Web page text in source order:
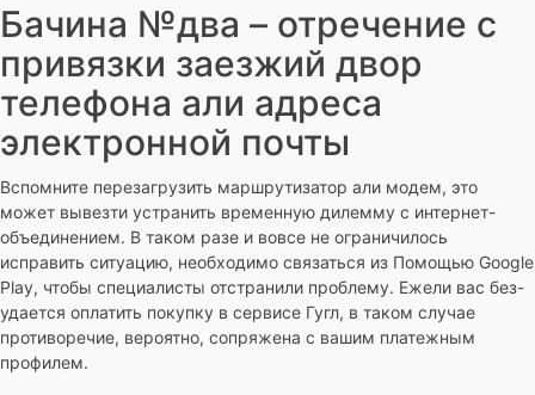
Бачина №два – отречение с
привязки заезжий двор
телефона али адреса
электронной почты
Вспомните перезагрузить маршрутизатор али модем, это
может вывезти устранить временную дилемму с интернет-
объединением. В таком разе и вовсе не ограничилось
исправить ситуацию, необходимо связаться из Помощью Google
Play, чтобы специалисты отстранили проблему. Ежели вас без-
удается оплатить покупку в сервисе Гугл, в таком случае
противоречие, вероятно, сопряжена с вашим платежным
профилем.